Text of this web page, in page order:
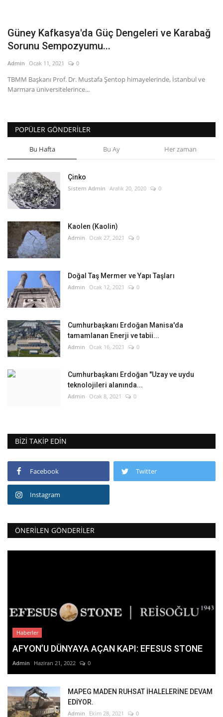
Güney Kafkasya'da Güç Dengeleri ve Karabağ
Sorunu Sempozyumu...
Admin Ocak 11, 2021 0
TBMM Başkanı Prof. Dr. Mustafa Şentop himayelerinde, İstanbul ve
Marmara üniversitelerince...
POPÜLER GÖNDERILER
Bu Hafta Bu Ay Her zaman
Çinko
Sistem Admin Aralık 20, 2020 0
Kaolen (Kaolin)
Admin Ocak 27, 2021 0
Doğal Taş Mermer ve Yapı Taşları
Admin Ocak 12, 2021 0
Cumhurbaşkanı Erdoğan Manisa'da
tamamlanan Enerji ve tabii...
Admin Ocak 16, 2021 0
Cumhurbaşkanı Erdoğan "Uzay ve uydu
teknolojileri alanında...
Admin Ocak 8, 2021 0
BIZI TAKIP EDIN
Facebook Twitter
Instagram
ÖNERILEN GÖNDERILER
Haberler
AFYON’U DÜNYAYA AÇAN KAPI: EFESUS STONE
Admin Haziran 21, 2022 0
MAPEG MADEN RUHSAT İHALELERİNE DEVAM
EDİYOR.
Admin Ekim 28, 2021 0